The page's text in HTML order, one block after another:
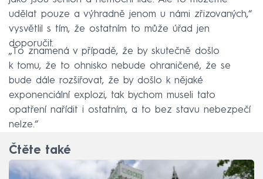
udělat pouze a výhradně jenom u námi zřizovaných,“
vysvětlil s tím, že ostatním to může úřad jen
doporučit.
„To znamená v případě, že by skutečně došlo
k tomu, že to ohnisko nebude ohraničené, že se
bude dále rozšiřovat, že by došlo k nějaké
exponenciální explozi, tak bychom museli tato
opatření nařídit i ostatním, a to bez stavu nebezpečí
nelze.“
Čtěte také